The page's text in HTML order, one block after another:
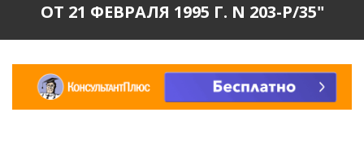
ОТ 21 ФЕВРАЛЯ 1995 Г. N 203-Р/35"